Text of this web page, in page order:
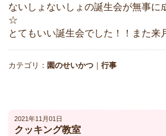
ないしょないしょの誕生会が無事に
☆
とてもいい誕生会でした！！また来
カテゴリ： 園のせいかつ ｜ 行事
2021年11月01日
クッキング教室